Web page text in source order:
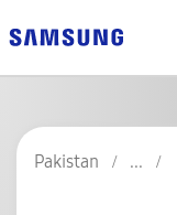
Pakistan